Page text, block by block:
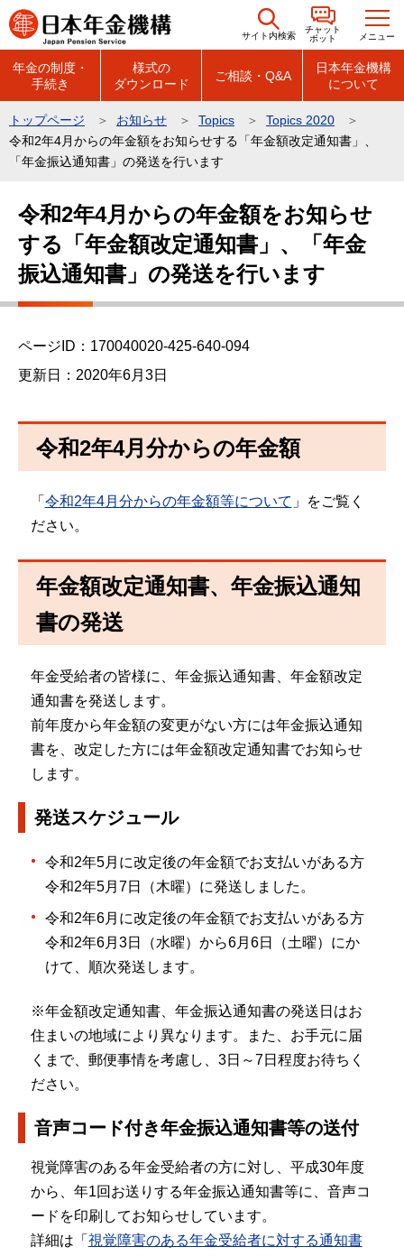
こ
の
の
サイト内検索
チャット
ボット
メニュー
年金の制度・
手続き
様式の
ダウンロード
ご相談・Q&A
日本年金機構
について
トップページ お知らせ Topics
Topics 2020
令和2年4月からの年金額をお知らせする「年金額改定通知書」、
「年金振込通知書」の発送を行います
令和2年4月からの年金額をお知らせ
する「年金額改定通知書」、「年金
振込通知書」の発送を行います
ページID：170040020-425-640-094
更新日：2020年6月3日
令和2年4月分からの年金額
「 令和2年4月分からの年金額等について 」をご覧く
ださい。
年金額改定通知書、年金振込通知
書の発送
年金受給者の皆様に、年金振込通知書、年金額改定
通知書を発送します。
前年度から年金額の変更がない方には年金振込通知
書を、改定した方には年金額改定通知書でお知らせ
します。
発送スケジュール
令和2年5月に改定後の年金額でお支払いがある方
令和2年5月7日（木曜）に発送しました。
令和2年6月に改定後の年金額でお支払いがある方
令和2年6月3日（水曜）から6月6日（土曜）にか
けて、順次発送します。
※年金額改定通知書、年金振込通知書の発送日はお
住まいの地域により異なります。また、お手元に届
くまで、郵便事情を考慮し、3日～7日程度お待ちく
ださい。
音声コード付き年金振込通知書等の送付
視覚障害のある年金受給者の方に対し、平成30年度
から、年1回お送りする年金振込通知書等に、音声コ
ードを印刷してお知らせしています。
詳細は「 視覚障害のある年金受給者に対する通知書